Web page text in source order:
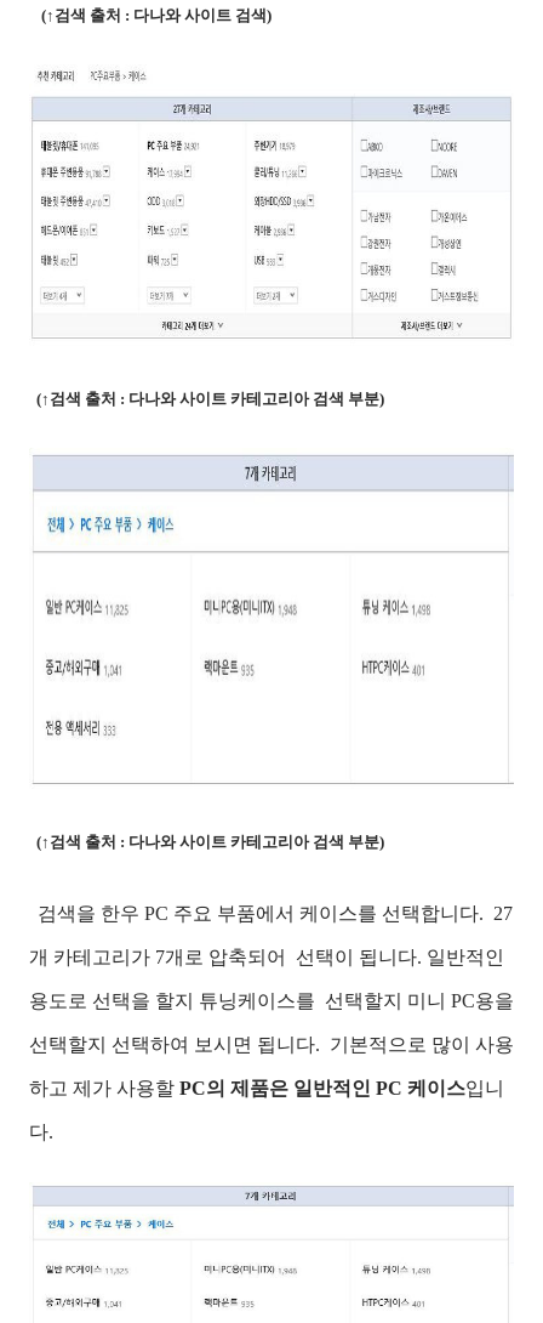
(↑검색 출처 : 다나와 사이트 검색)
(↑검색 출처 : 다나와 사이트 카테고리아 검색 부분)
(↑검색 출처 : 다나와 사이트 카테고리아 검색 부분)
검색을 한우 PC 주요 부품에서 케이스를 선택합니다. 27
개 카테고리가 7개로 압축되어 선택이 됩니다. 일반적인
용도로 선택을 할지 튜닝케이스를 선택할지 미니 PC용을
선택할지 선택하여 보시면 됩니다. 기본적으로 많이 사용
하고 제가 사용할 PC의 제품은 일반적인 PC 케이스입니
다.